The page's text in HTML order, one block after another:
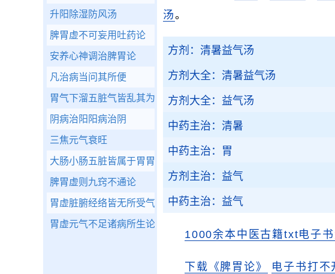
汤。
方剂：清暑益气汤
方剂大全：清暑益气汤
方剂大全：益气汤
中药主治：清暑
中药主治：胃
方剂主治：益气
中药主治：益气
1000余本中医古籍txt电子
下载《脾胃论》 电子书打不
升阳除湿防风汤
脾胃虚不可妄用吐药论
安养心神调治脾胃论
凡治病当问其所便
胃气下溜五脏气皆乱其为病互相出见论
阴病治阳阳病治阴
三焦元气衰旺
大肠小肠五脏皆属于胃胃虚则俱病论
脾胃虚则九窍不通论
胃虚脏腑经络皆无所受气而俱病论
胃虚元气不足诸病所生论